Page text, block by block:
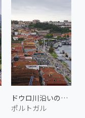
ドウロ川沿いのロープウェイ
ポルトガル